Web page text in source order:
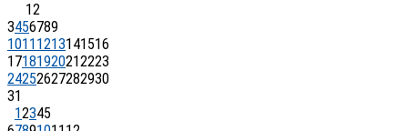
12
3456789
1011 1213141516
17181920212223
24252627282930
31
12345